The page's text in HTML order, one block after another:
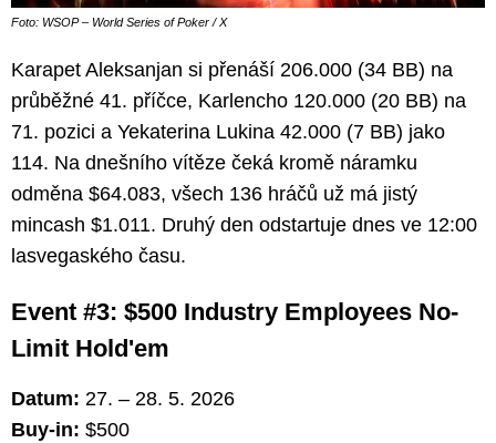
Foto: WSOP – World Series of Poker / X
Karapet Aleksanjan si přenáší 206.000 (34 BB) na
průběžné 41. příčce, Karlencho 120.000 (20 BB) na
71. pozici a Yekaterina Lukina 42.000 (7 BB) jako
114. Na dnešního vítěze čeká kromě náramku
odměna $64.083, všech 136 hráčů už má jistý
mincash $1.011. Druhý den odstartuje dnes ve 12:00
lasvegaského času.
Event #3: $500 Industry Employees No-
Limit Hold'em
Datum: 27. – 28. 5. 2026
Buy-in: $500